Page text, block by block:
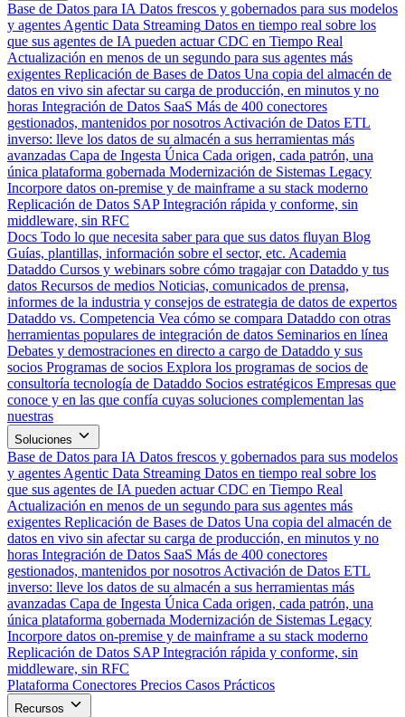
Base de Datos para IA Datos frescos y gobernados para sus modelos
y agentes Agentic Data Streaming Datos en tiempo real sobre los
que sus agentes de IA pueden actuar CDC en Tiempo Real
Actualización en menos de un segundo para sus agentes más
exigentes Replicación de Bases de Datos Una copia del almacén de
datos en vivo sin afectar su carga de producción, en minutos y no
horas Integración de Datos SaaS Más de 400 conectores
gestionados, mantenidos por nosotros Activación de Datos ETL
inverso: lleve los datos de su almacén a sus herramientas más
avanzadas Capa de Ingesta Única Cada origen, cada patrón, una
única plataforma gobernada Modernización de Sistemas Legacy
Incorpore datos on-premise y de mainframe a su stack moderno
Replicación de Datos SAP Integración rápida y conforme, sin
middleware, sin RFC
Docs Todo lo que necesita saber para que sus datos fluyan Blog
Guías, plantillas, información sobre el sector, etc. Academia
Dataddo Cursos y webinars sobre cómo tragajar con Dataddo y tus
datos Recursos de medios Noticias, comunicados de prensa,
informes de la industria y consejos de estrategia de datos de expertos
Dataddo vs. Competencia Vea cómo se compara Dataddo con otras
herramientas populares de integración de datos Seminarios en línea
Debates y demostraciones en directo a cargo de Dataddo y sus
socios Programas de socios Explora los programas de socios de
consultoría tecnología de Dataddo Socios estratégicos Empresas que
conoce y en las que confía cuyas soluciones complementan las
nuestras
Soluciones
Base de Datos para IA Datos frescos y gobernados para sus modelos
y agentes Agentic Data Streaming Datos en tiempo real sobre los
que sus agentes de IA pueden actuar CDC en Tiempo Real
Actualización en menos de un segundo para sus agentes más
exigentes Replicación de Bases de Datos Una copia del almacén de
datos en vivo sin afectar su carga de producción, en minutos y no
horas Integración de Datos SaaS Más de 400 conectores
gestionados, mantenidos por nosotros Activación de Datos ETL
inverso: lleve los datos de su almacén a sus herramientas más
avanzadas Capa de Ingesta Única Cada origen, cada patrón, una
única plataforma gobernada Modernización de Sistemas Legacy
Incorpore datos on-premise y de mainframe a su stack moderno
Replicación de Datos SAP Integración rápida y conforme, sin
middleware, sin RFC
Plataforma Conectores Precios Casos Prácticos
Recursos